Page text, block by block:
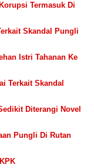
Termasuk Di
Skandal Pungli
Istri Tahanan Ke
Terkait Skandal
Diterangi Novel
Pungli Di Rutan